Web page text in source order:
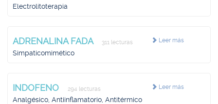
Electrolitoterapia
Leer más
ADRENALINA FADA 311 lecturas
Simpaticomimético
Leer más
INDOFENO 294 lecturas
Analgésico, Antiinflamatorio, Antitérmico